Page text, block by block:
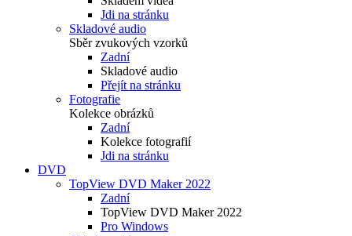
Jdi na stránku
Skladové audio
Sběr zvukových vzorků
Zadní
Skladové audio
Přejít na stránku
Fotografie
Kolekce obrázků
Zadní
Kolekce fotografií
Jdi na stránku
DVD
TopView DVD Maker 2022
Zadní
TopView DVD Maker 2022
Pro Windows